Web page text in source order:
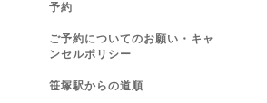
予約
ご予約についてのお願い・キャ
ンセルポリシー
笹塚駅からの道順